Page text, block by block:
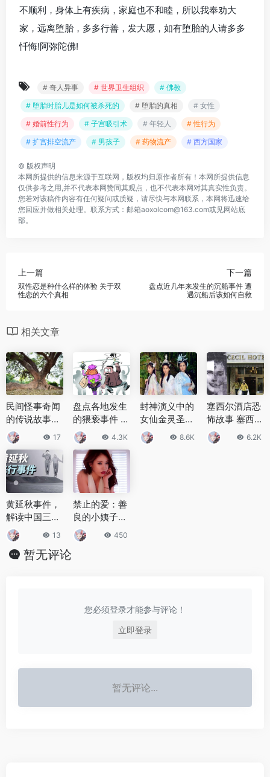
不顺利，身体上有疾病，家庭也不和睦，所以我奉劝大
家，远离堕胎，多多行善，发大愿，如有堕胎的人请多多
忏悔!阿弥陀佛!
# 奇人异事 # 世界卫生组织
# 佛教
# 堕胎时胎儿是如何被杀死的
# 堕胎的真相
# 女性
# 婚前性行为
# 子宫吸引术 # 年轻人
# 性行为
# 扩宫排空流产
# 男孩子 # 药物流产 # 西方国家
© 版权声明
本网所提供的信息来源于互联网，版权均归原作者所有！本网所提供信息
仅供参考之用,并不代表本网赞同其观点，也不代表本网对其真实性负责。
您若对该稿件内容有任何疑问或质疑，请尽快与本网联系，本网将迅速给
您回应并做相关处理。联系方式：邮箱aoxolcom@163.com或见网站底
部。
上一篇
双性恋是种什么样的体验 关于双
性恋的六个真相
下一篇
盘点近几年来发生的沉船事件 遭
遇沉船后该如何自救
相关文章
民间怪事奇闻
的传说故事，
发生在农村的
灵异故事
17
盘点各地发生
的猥亵事件 上
海地铁猥亵男
偷拍女士裙内
4.3K
封神演义中的
女仙金灵圣
母，无齿翼龙
金灵圣母师徒
8.6K
塞西尔酒店恐
怖故事 塞西尔
酒店的建造与
落寞
6.2K
黄延秋事件，
解读中国三大
UFO悬案系列
之首
13
禁止的爱：善
良的小姨子超
美的女主角叫
什么，为何会
450
暂无评论
您必须登录才能参与评论！
立即登录
暂无评论...